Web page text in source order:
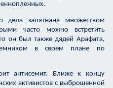
дела запятнана множеством
часто можно встретить
он был также дядей Арафата,
в своем плане по
антисемит. Ближе к концу
активистов с выброшенной